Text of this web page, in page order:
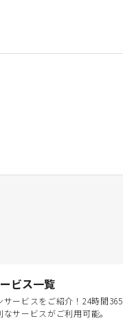
ビス一覧
ービスをご紹介！24時間365
サービスがご利用可能。